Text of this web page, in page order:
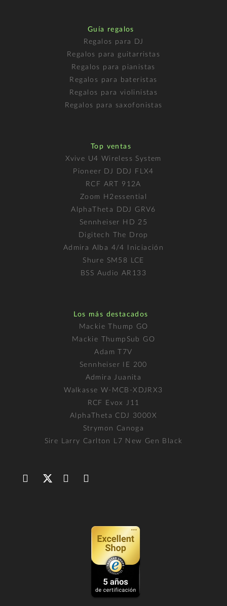
Guía regalos
Regalos para DJ
Regalos para guitarristas
Regalos para pianistas
Regalos para bateristas
Regalos para violinistas
Regalos para saxofonistas
Top ventas
Xvive U4 Wireless System
Pioneer DJ DDJ FLX4
RCF ART 912A
Zoom H2essential
AlphaTheta DDJ GRV6
Sennheiser HD 25
Digitech The Drop
Admira Alba 4/4 Iniciación
Shure SM58 LCE
BSS Audio AR133
Los más destacados
Mackie Thump GO
Mackie ThumpSub GO
Adam T7V
Sennheiser IE 200
Admira Juanita
Walkasse W-MCB-XDJRX3
RCF Evox J11
AlphaTheta CDJ 3000X
Strymon Canoga
Sire Larry Carlton L7 New Gen Black